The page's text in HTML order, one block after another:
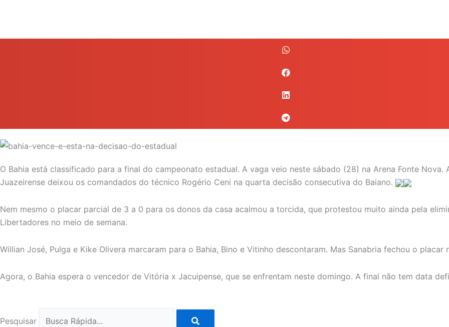
O Bahia está classificado para a final do campeonato estadual. A vaga veio neste sábado (28) na Arena Fonte
Juazeirense deixou os comandados do técnico Rogério Ceni na quarta decisão consecutiva do Baiano.
Nem mesmo o placar parcial de 3 a 0 para os donos da casa acalmou a torcida, que protestou muito ainda pela
Libertadores no meio de semana.
Willian José, Pulga e Kike Olivera marcaram para o Bahia, Bino e Vitinho descontaram. Mas Sanabria fechou o placar
Agora, o Bahia espera o vencedor de Vitória x Jacuipense, que se enfrentam neste domingo. A final não tem data
Pesquisar